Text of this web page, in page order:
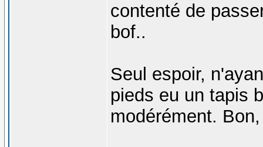
contenté de
bof..
Seul espoir,
pieds eu un tapis
modérément.